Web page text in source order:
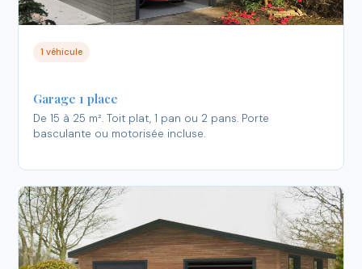
1 véhicule
Garage 1 place
De 15 à 25 m². Toit plat, 1 pan ou 2 pans. Porte
basculante ou motorisée incluse.